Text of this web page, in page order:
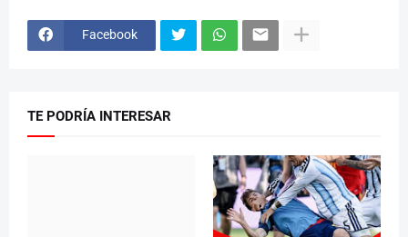
Facebook
TE PODRÍA INTERESAR